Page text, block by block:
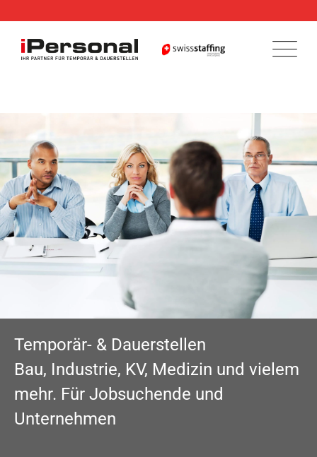
Temporär- & Dauerstellen
Bau, Industrie, KV, Medizin und vielem
mehr. Für Jobsuchende und
Unternehmen